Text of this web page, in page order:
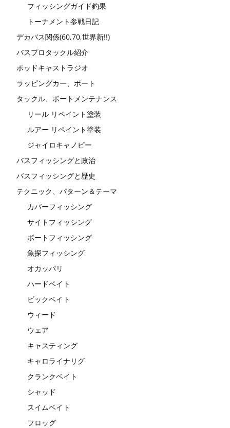
フィッシングガイド釣果
トーナメント参戦日記
デカバス関係(60,70,世界新!!)
バスプロタックル紹介
ポッドキャストラジオ
ラッピングカー、ボート
タックル、ボートメンテナンス
リール リペイント塗装
ルアー リペイント塗装
ジャイロキャノピー
バスフィッシングと政治
バスフィッシングと歴史
テクニック、パターン＆テーマ
カバーフィッシング
サイトフィッシング
ボートフィッシング
魚探フィッシング
オカッパリ
ハードベイト
ビックベイト
ウィード
ウェア
キャスティング
キャロライナリグ
クランクベイト
シャッド
スイムベイト
フロッグ